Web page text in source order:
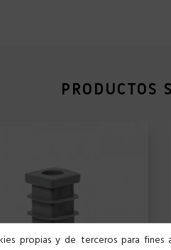
PRODUCTOS
propias y de terceros para fines